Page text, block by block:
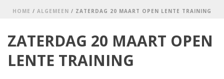
HOME / ALGEMEEN / ZATERDAG 20 MAART OPEN LENTE TRAINING
ZATERDAG 20 MAART OPEN
LENTE TRAINING